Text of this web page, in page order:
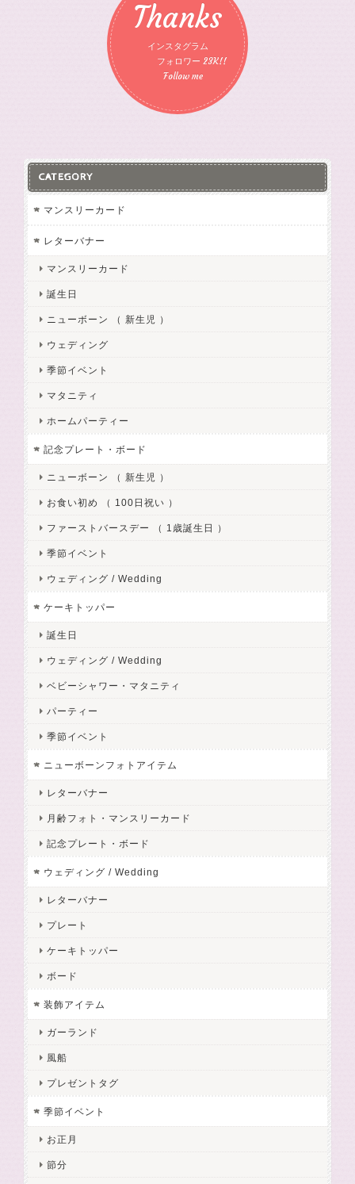
Thanks
インスタグラム
フォロワー 23K!!
Follow me
CATEGORY
マンスリーカード
レターバナー
マンスリーカード
誕生日
ニューボーン （ 新生児 ）
ウェディング
季節イベント
マタニティ
ホームパーティー
記念プレート・ボード
ニューボーン （ 新生児 ）
お食い初め （ 100日祝い ）
ファーストバースデー （ 1歳誕生日 ）
季節イベント
ウェディング / Wedding
ケーキトッパー
誕生日
ウェディング / Wedding
ベビーシャワー・マタニティ
パーティー
季節イベント
ニューボーンフォトアイテム
レターバナー
月齢フォト・マンスリーカード
記念プレート・ボード
ウェディング / Wedding
レターバナー
プレート
ケーキトッパー
ボード
装飾アイテム
ガーランド
風船
プレゼントタグ
季節イベント
お正月
節分